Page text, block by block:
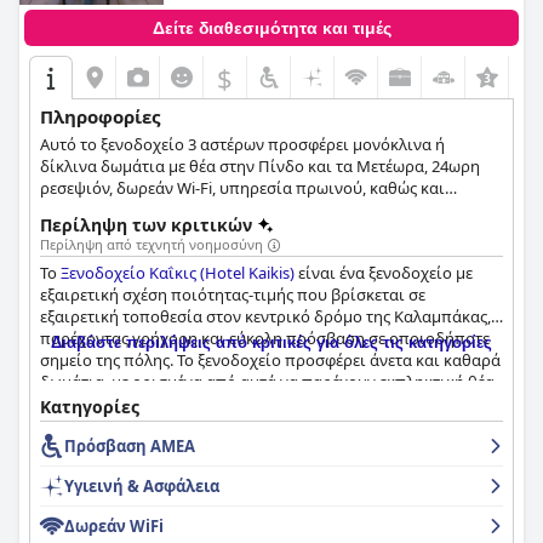
Δείτε διαθεσιμότητα και τιμές
$
Πληροφορίες
Αυτό το ξενοδοχείο 3 αστέρων προσφέρει μονόκλινα ή
δίκλινα δωμάτια με θέα στην Πίνδο και τα Μετέωρα, 24ωρη
ρεσεψιόν, δωρεάν Wi-Fi, υπηρεσία πρωινού, καθώς και
περάσουν πολλές στιγμές χαλάρωσης.
Περίληψη των κριτικών
Περίληψη από τεχνητή νοημοσύνη
ΤοΞενοδοχείο Καΐκις (Hotel Kaikis)είναι ένα ξενοδοχείο με
εξαιρετική σχέση ποιότητας-τιμής που βρίσκεται σε
εξαιρετική τοποθεσία στον κεντρικό δρόμο της Καλαμπάκας,
παρέχοντας γρήγορη και εύκολη πρόσβαση σε οποιοδήποτε
σημείο της πόλης. Το ξενοδοχείο προσφέρει άνετα και καθαρά
δωμάτια, με ορισμένα από αυτά να παρέχουν εκπληκτική θέα
στα Μετέωρα. Το προσωπικό είναι εξυπηρετικό και
εξυπηρετικό, επιτρέποντας στους επισκέπτες να κάνουν check
in νωρίτερα, αν είναι δυνατόν. Το ξενοδοχείο μπορεί να
τους επισκέπτες να σχολιάζουν συνεχώς την άψογη
κατάσταση του καταλύματός τους. Το φιλικό και εξυπηρετικό
προσωπικό κάνει τα πάντα για να διασφαλίσει ότι όλα είναι
Διαβάστε περιλήψεις από κριτικές για όλες τις κατηγορίες
Κατηγορίες
Πρόσβαση ΑΜΕΑ
Υγιεινή & Ασφάλεια
Δωρεάν WiFi